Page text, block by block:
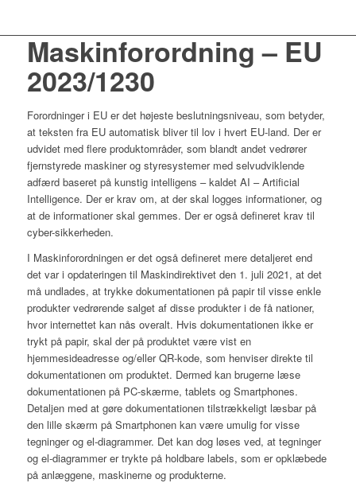
Maskinforordning – EU
2023/1230
Forordninger i EU er det højeste beslutningsniveau, som betyder,
at teksten fra EU automatisk bliver til lov i hvert EU-land. Der er
udvidet med flere produktområder, som blandt andet vedrører
fjernstyrede maskiner og styresystemer med selvudviklende
adfærd baseret på kunstig intelligens – kaldet AI – Artificial
Intelligence. Der er krav om, at der skal logges informationer, og
at de informationer skal gemmes. Der er også defineret krav til
cyber-sikkerheden.
I Maskinforordningen er det også defineret mere detaljeret end
det var i opdateringen til Maskindirektivet den 1. juli 2021, at det
må undlades, at trykke dokumentationen på papir til visse enkle
produkter vedrørende salget af disse produkter i de få nationer,
hvor internettet kan nås overalt. Hvis dokumentationen ikke er
trykt på papir, skal der på produktet være vist en
hjemmesideadresse og/eller QR-kode, som henviser direkte til
dokumentationen om produktet. Dermed kan brugerne læse
dokumentationen på PC-skærme, tablets og Smartphones.
Detaljen med at gøre dokumentationen tilstrækkeligt læsbar på
den lille skærm på Smartphonen kan være umulig for visse
tegninger og el-diagrammer. Det kan dog løses ved, at tegninger
og el-diagrammer er trykte på holdbare labels, som er opklæbede
på anlæggene, maskinerne og produkterne.